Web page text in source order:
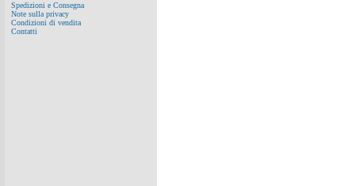
Spedizioni e Consegna
Note sulla privacy
Condizioni di vendita
Contatti